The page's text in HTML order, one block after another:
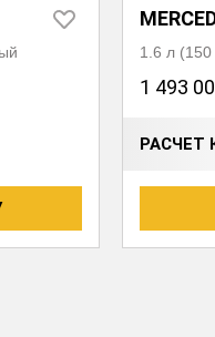
1.6 л
1 493
РАСЧЕТ